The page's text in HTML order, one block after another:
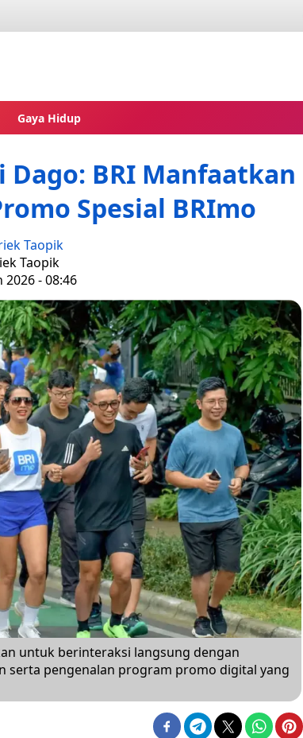
Gaya Hidup
Dago: BRI Manfaatkan
Spesial BRImo
Taopik
Taopik
2026 - 08:46
untuk berinteraksi langsung dengan
serta pengenalan program promo digital yang